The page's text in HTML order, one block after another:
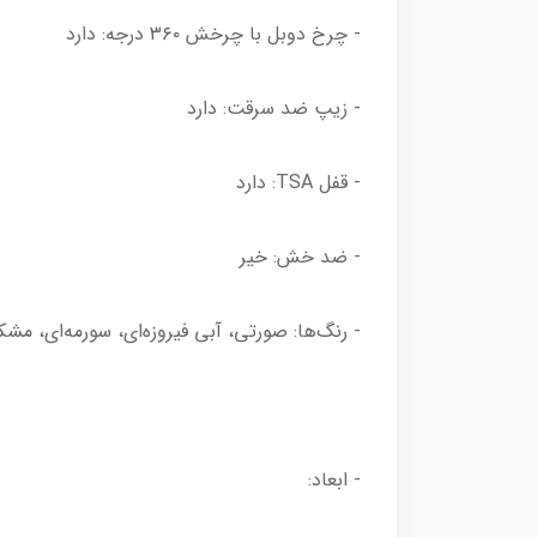
- چرخ دوبل با چرخش ۳۶۰ درجه: دارد
- زیپ ضد سرقت: دارد
- قفل TSA: دارد
- ضد خش: خیر
- رنگ‌ها: صورتی، آبی فیروزه‌ای، سورمه‌ای،
- ابعاد: